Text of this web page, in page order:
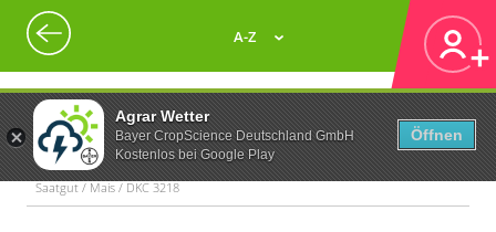
Agrar Wetter
Bayer CropScience Deutschland GmbH
Kostenlos bei Google Play
Öffnen
A-Z
Saatgut / Mais / DKC 3218